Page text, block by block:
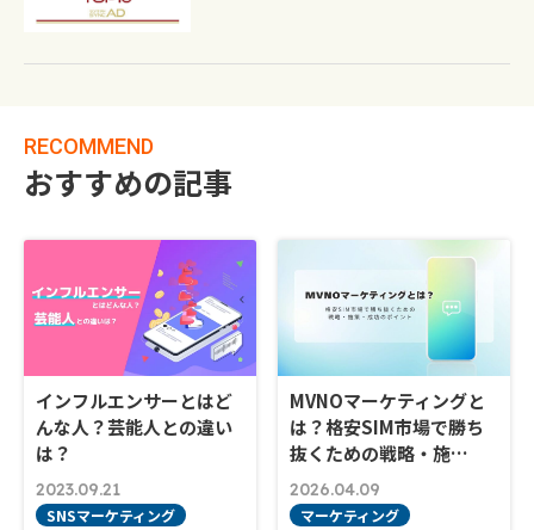
RECOMMEND
おすすめの記事
インフルエンサーとはど
んな人？芸能人との違い
は？
2023.09.21
SNSマーケティング
MVNOマーケティングと
は？格安SIM市場で勝ち
抜くための戦略・施…
2026.04.09
マーケティング